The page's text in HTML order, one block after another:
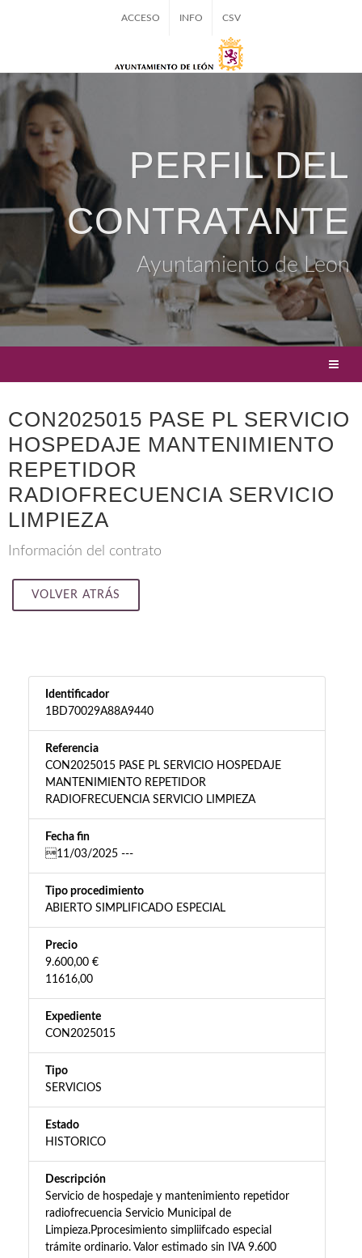
ACCESO INFO CSV
PERFIL DEL
CONTRATANTE
Ayuntamiento de Leon
CON2025015 PASE PL SERVICIO
HOSPEDAJE MANTENIMIENTO
REPETIDOR
RADIOFRECUENCIA SERVICIO
LIMPIEZA
Información del contrato
VOLVER ATRÁS
Identificador
1BD70029A88A9440
Referencia
CON2025015 PASE PL SERVICIO HOSPEDAJE
MANTENIMIENTO REPETIDOR
RADIOFRECUENCIA SERVICIO LIMPIEZA
Fecha fin
11/03/2025 ---
Tipo procedimiento
ABIERTO SIMPLIFICADO ESPECIAL
Precio
9.600,00 €
11616,00
Expediente
CON2025015
Tipo
SERVICIOS
Estado
HISTORICO
Descripción
Servicio de hospedaje y mantenimiento repetidor
radiofrecuencia Servicio Municipal de
Limpieza.Pprocesimiento simpliifcado especial
trámite ordinario. Valor estimado sin IVA 9.600